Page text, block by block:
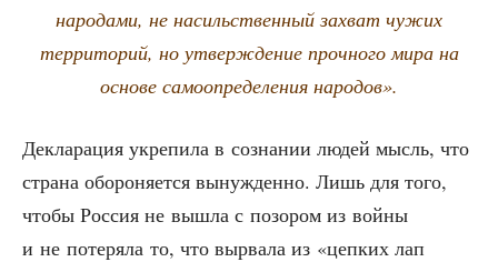
наро­да­ми, не насиль­ствен­ный захват чужих
тер­ри­то­рий, но утвер­жде­ние проч­но­го мира на
осно­ве само­опре­де­ле­ния народов».
Декла­ра­ция укре­пи­ла в созна­нии людей мысль, что
стра­на обо­ро­ня­ет­ся вынуж­ден­но. Лишь для того,
что­бы Рос­сия не вышла с позо­ром из вой­ны
и не поте­ря­ла то, что вырва­ла из «цеп­ких лап